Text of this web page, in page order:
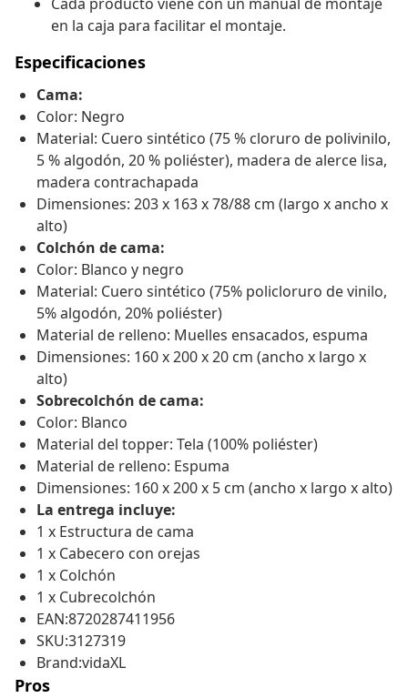
en la caja para facilitar el montaje.
Especificaciones
Cama:
Color: Negro
Material: Cuero sintético (75 % cloruro de polivinilo,
5 % algodón, 20 % poliéster), madera de alerce lisa,
madera contrachapada
Dimensiones: 203 x 163 x 78/88 cm (largo x ancho x
alto)
Colchón de cama:
Color: Blanco y negro
Material: Cuero sintético (75% policloruro de vinilo,
5% algodón, 20% poliéster)
Material de relleno: Muelles ensacados, espuma
Dimensiones: 160 x 200 x 20 cm (ancho x largo x
alto)
Sobrecolchón de cama:
Color: Blanco
Material del topper: Tela (100% poliéster)
Material de relleno: Espuma
Dimensiones: 160 x 200 x 5 cm (ancho x largo x alto)
La entrega incluye:
1 x Estructura de cama
1 x Cabecero con orejas
1 x Colchón
1 x Cubrecolchón
EAN:8720287411956
SKU:3127319
Brand:vidaXL
Pros